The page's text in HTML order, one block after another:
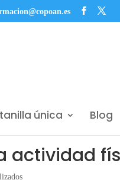
única Blog
actividad